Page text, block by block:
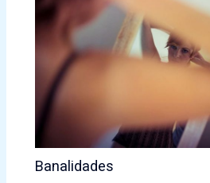
Banalidades